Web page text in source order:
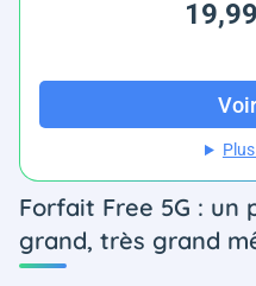
Forfait Free 5G :
grand, très grand